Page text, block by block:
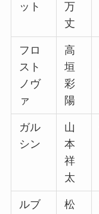
ット
万
丈
フロ
スト
ノヴ
ァ
高
垣
彩
陽
ガル
シン
山
本
祥
太
ルブ
松